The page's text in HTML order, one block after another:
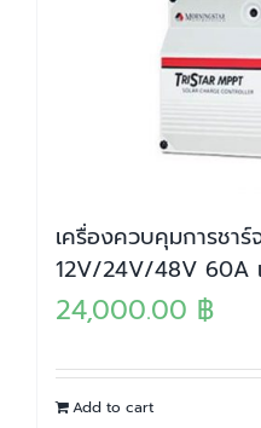
เครื่องควบคุมการชา
12V/24V/48V 60A
24,000.00 ฿
Add to cart